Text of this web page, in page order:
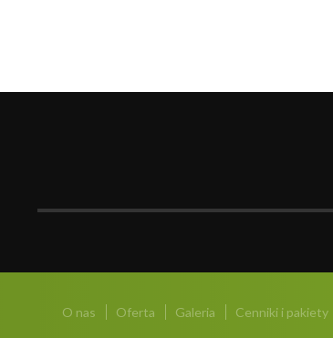
O nas Oferta Galeria Cenniki i pakiety